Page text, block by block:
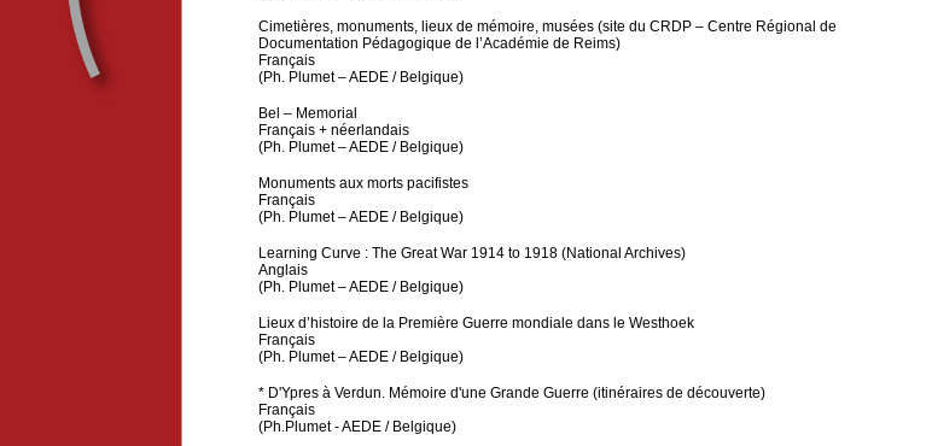
Cimetières, monuments, lieux de mémoire, musées (site du CRDP – Centre Régional de
Documentation Pédagogique de l’Académie de Reims)
Français
(Ph. Plumet – AEDE / Belgique)
Bel – Memorial
Français + néerlandais
(Ph. Plumet – AEDE / Belgique)
Monuments aux morts pacifistes
Français
(Ph. Plumet – AEDE / Belgique)
Learning Curve : The Great War 1914 to 1918 (National Archives)
Anglais
(Ph. Plumet – AEDE / Belgique)
Lieux d’histoire de la Première Guerre mondiale dans le Westhoek
Français
(Ph. Plumet – AEDE / Belgique)
* D'Ypres à Verdun. Mémoire d'une Grande Guerre (itinéraires de découverte)
Français
(Ph.Plumet - AEDE / Belgique)